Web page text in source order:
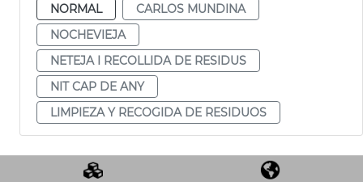
NORMAL
CARLOS MUNDINA
NOCHEVIEJA
NETEJA I RECOLLIDA DE RESIDUS
NIT CAP DE ANY
LIMPIEZA Y RECOGIDA DE RESIDUOS